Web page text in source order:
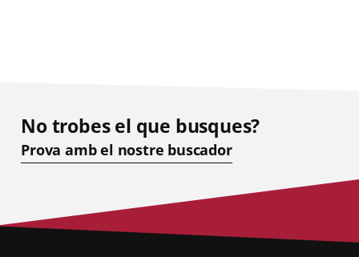
No trobes el que busques?
Prova amb el nostre buscador